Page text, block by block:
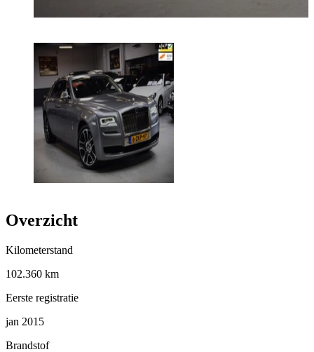
Overzicht
Kilometerstand
102.360 km
Eerste registratie
jan 2015
Brandstof